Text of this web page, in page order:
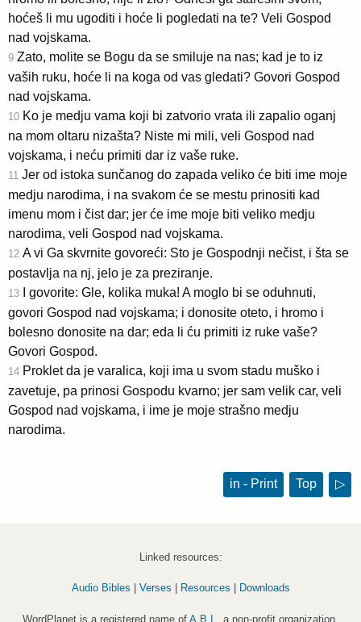
hoćeš li mu ugoditi i hoće li pogledati na te? Veli Gospod
nad vojskama.
9 Zato, molite se Bogu da se smiluje na nas; kad je to iz
vaših ruku, hoće li na koga od vas gledati? Govori Gospod
nad vojskama.
10 Ko je medju vama koji bi zatvorio vrata ili zapalio oganj
na mom oltaru nizašta? Niste mi mili, veli Gospod nad
vojskama, i neću primiti dar iz vaše ruke.
11 Jer od istoka sunčanog do zapada veliko će biti ime moje
medju narodima, i na svakom će se mestu prinositi kad
imenu mom i čist dar; jer će ime moje biti veliko medju
narodima, veli Gospod nad vojskama.
12 A vi Ga skvrnite govoreći: Sto je Gospodnji nečist, i šta se
postavlja na nj, jelo je za preziranje.
13
I govorite: Gle, kolika muka! A moglo bi se oduhnuti,
govori Gospod nad vojskama; i donosite oteto, i hromo i
bolesno donosite na dar; eda li ću primiti iz ruke vaše?
Govori Gospod.
14 Proklet da je varalica, koji ima u svom stadu muško i
zavetuje, pa prinosi Gospodu kvarno; jer sam velik car, veli
Gospod nad vojskama, i ime je moje strašno medju
narodima.
in - Print Top ▷
Linked resources:
Audio Bibles Verses Resources Downloads
WordPlanet is a registered name of A.B.I. , a non-profit organization.